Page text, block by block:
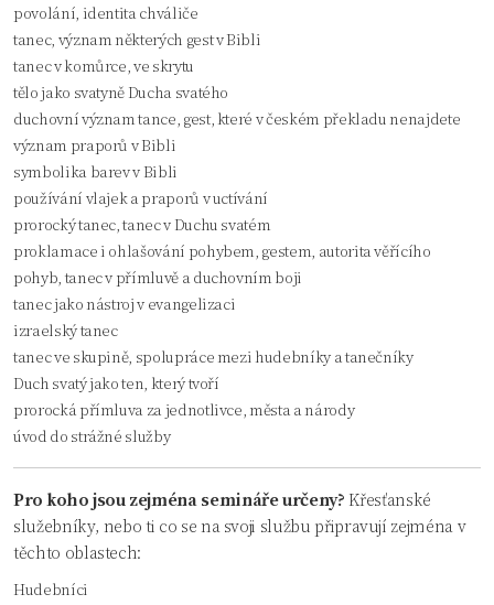
povolání, identita chváliče
tanec, význam některých gest v Bibli
tanec v komůrce, ve skrytu
tělo jako svatyně Ducha svatého
duchovní význam tance, gest, které v českém překladu nenajdete
význam praporů v Bibli
symbolika barev v Bibli
používání vlajek a praporů v uctívání
prorocký tanec, tanec v Duchu svatém
proklamace i ohlašování pohybem, gestem, autorita věřícího
pohyb, tanec v přímluvě a duchovním boji
tanec jako nástroj v evangelizaci
izraelský tanec
tanec ve skupině, spolupráce mezi hudebníky a tanečníky
Duch svatý jako ten, který tvoří
prorocká přímluva za jednotlivce, města a národy
úvod do strážné služby
Pro koho jsou zejména semináře určeny? Křesťanské
služebníky, nebo ti co se na svoji službu připravují zejména v
těchto oblastech:
Hudebníci